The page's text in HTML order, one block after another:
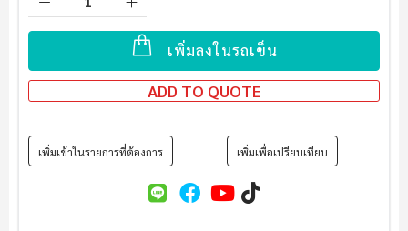
เพิ่มลงในรถเข็น
ADD TO QUOTE
เพิ่มเข้าในรายการที่ต้องการ เพิ่มเพื่อเปรียบเทียบ